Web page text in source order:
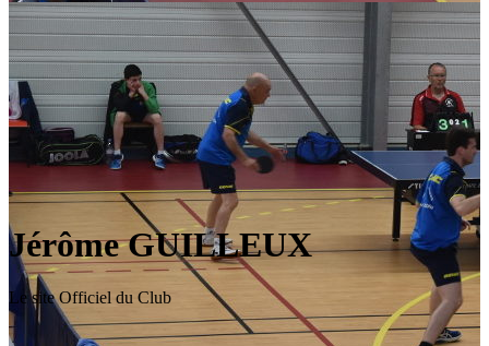
Jérôme GUILLEUX
Le site Officiel du Club